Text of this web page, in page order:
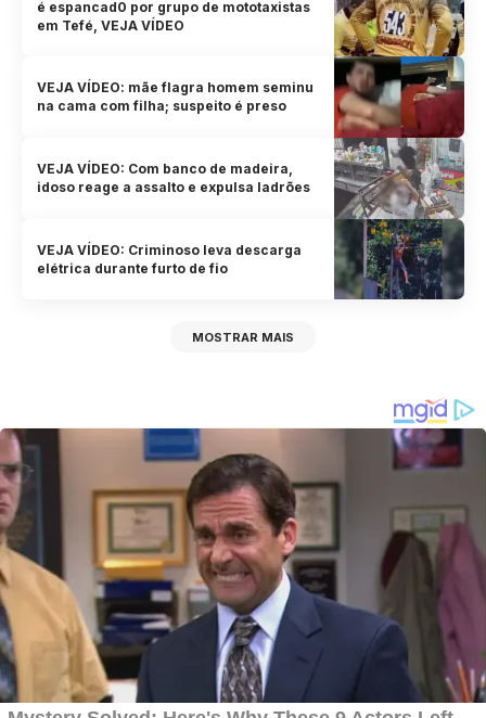
é espancad0 por grupo de mototaxistas
em Tefé, VEJA VÍDEO
VEJA VÍDEO: mãe flagra homem seminu
na cama com filha; suspeito é preso
VEJA VÍDEO: Com banco de madeira,
idoso reage a assalto e expulsa ladrões
VEJA VÍDEO: Criminoso leva descarga
elétrica durante furto de fio
MOSTRAR MAIS